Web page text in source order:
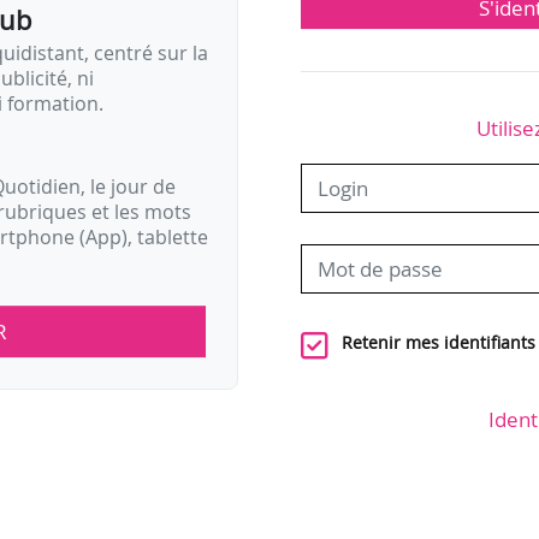
centré sur la
ni
formation.
le jour de
et les mots
(App), tablette
Retenir mes identifiants